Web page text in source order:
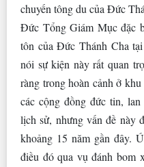
chuyến tông du của Đức
Đức Tổng Giám Mục đặc
tôn của Đức Thánh Cha
nói sự kiện này rất quan
ràng trong hoàn cảnh ở
các cộng đồng đức tin,
lịch sử, nhưng vấn đề này
khoảng 15 năm gần đây.
điều đó qua vụ đánh bom